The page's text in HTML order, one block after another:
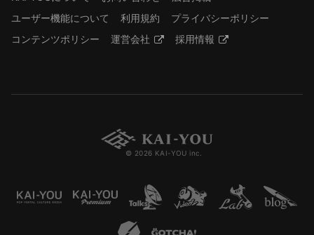
ユーザー機能について
利用規約
プライバシーポリシー
コンテンツポリシー
運営会社 採用情報
© 2026 KAI-YOU inc.